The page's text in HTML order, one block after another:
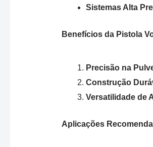
Sistemas Alta
Benefícios da Pistola
Precisão na
Construção
Versatilidade de
Aplicações